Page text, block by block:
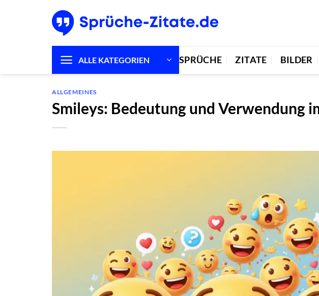
ALLE KATEGORIEN SPRÜCHE ZITATE BILDER
ALLGEMEINES
Smileys: Bedeutung und Verwendung